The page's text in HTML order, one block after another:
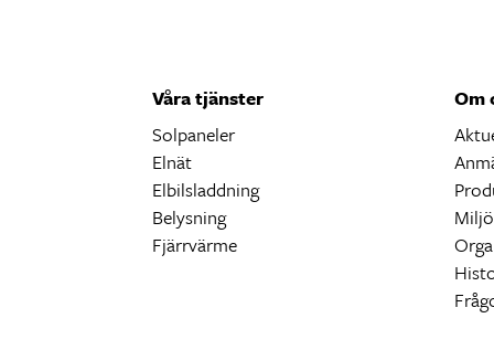
Våra tjänster
Solpaneler
Elnät
Elbilsladdning
Belysning
Fjärrvärme
Om
Miljö